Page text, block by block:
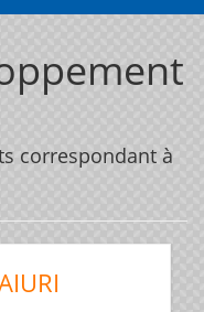
correspondant à